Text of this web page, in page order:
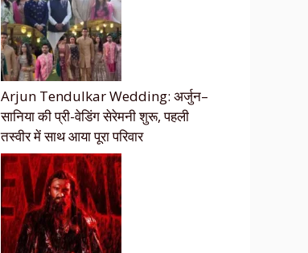
Arjun Tendulkar Wedding: अर्जुन–
सानिया की प्री-वेडिंग सेरेमनी शुरू, पहली
तस्वीर में साथ आया पूरा परिवार